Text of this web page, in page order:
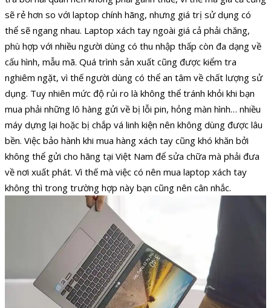
sẽ rẻ hơn so với laptop chính hãng, nhưng giá trị sử dụng có
thể sẽ ngang nhau. Laptop xách tay ngoài giá cả phải chăng,
phù hợp với nhiều người dùng có thu nhập thấp còn đa dạng về
cấu hình, mẫu mã. Quá trình sản xuất cũng được kiểm tra
nghiêm ngặt, vì thế người dùng có thể an tâm về chất lượng sử
dụng. Tuy nhiên mức độ rủi ro là không thể tránh khỏi khi bạn
mua phải những lô hàng gửi về bị lỗi pin, hỏng màn hình… nhiều
máy dựng lại hoặc bị chắp vá linh kiện nên không dùng được lâu
bền. Việc bảo hành khi mua hàng xách tay cũng khó khăn bởi
không thể gửi cho hãng tại Việt Nam để sửa chữa mà phải đưa
về nơi xuất phát. Vì thế mà việc có nên mua laptop xách tay
không thì trong trường hợp này bạn cũng nên cân nhắc.